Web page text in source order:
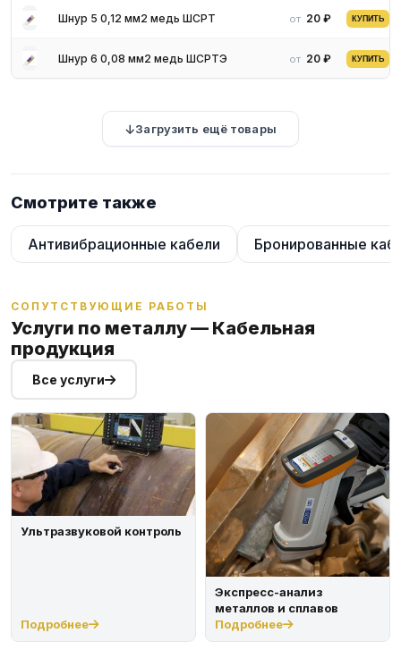
Шнур 5 0,12 мм2 медь ШСРТ от 20 ₽ КУПИТЬ
Шнур 6 0,08 мм2 медь ШСРТЭ от 20 ₽ КУПИТЬ
Загрузить ещё товары
Смотрите также
Антивибрационные кабели Бронированные
СОПУТСТВУЮЩИЕ РАБОТЫ
Услуги по металлу — Кабельная
продукция
Все услуги
Ультразвуковой контроль
Подробнее
Экспресс-анализ
металлов и сплавов
Подробнее